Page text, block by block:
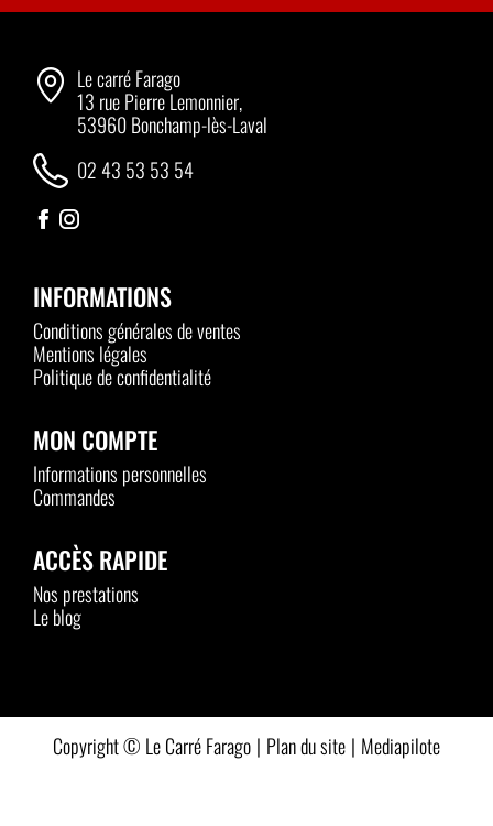
Le carré Farago
13 rue Pierre Lemonnier,
53960 Bonchamp-lès-Laval
02 43 53 53 54
INFORMATIONS
Conditions générales de ventes
Mentions légales
Politique de confidentialité
MON COMPTE
Informations personnelles
Commandes
ACCÈS RAPIDE
Nos prestations
Le blog
Plan du site Mediapilote